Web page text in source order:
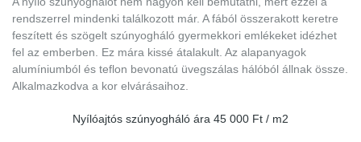
rendszerrel mindenki találkozott már. A fából összerakott keretre
feszített és szögelt szúnyogháló gyermekkori emlékeket idézhet
fel az emberben. Ez mára kissé átalakult. Az alapanyagok
alumíniumból és teflon bevonatú üvegszálas hálóból állnak össze.
Alkalmazkodva a kor elvárásaihoz.
Nyílóajtós szúnyogháló ára 45 000 Ft / m2